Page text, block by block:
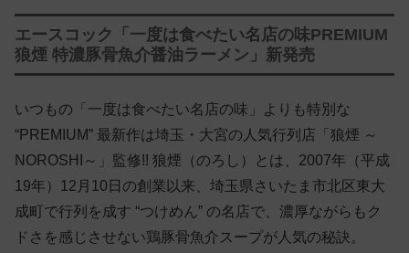
エースコック「一度は食べたい名店の味PREMIUM
狼煙 特濃豚骨魚介醤油ラーメン」新発売
いつもの「一度は食べたい名店の味」よりも特別な
“PREMIUM” 最新作は埼玉・大宮の人気行列店「狼煙 ～
NOROSHI～」監修!! 狼煙（のろし）とは、2007年（平成
19年）12月10日の創業以来、埼玉県さいたま市北区東大
成町で行列を成す “つけめん” の名店で、濃厚ながらもク
ドさを感じさせない鶏豚骨魚介スープが人気の秘訣。